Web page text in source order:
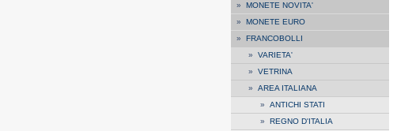
» MONETE NOVITA'
» MONETE EURO
» FRANCOBOLLI
» VARIETA'
» VETRINA
» AREA ITALIANA
» ANTICHI STATI
» REGNO D'ITALIA